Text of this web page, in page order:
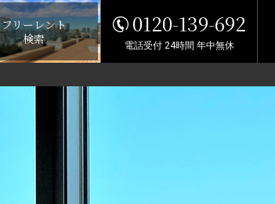
フリーレント
検索
0120-139-692
電話受付 24時間 年中無休